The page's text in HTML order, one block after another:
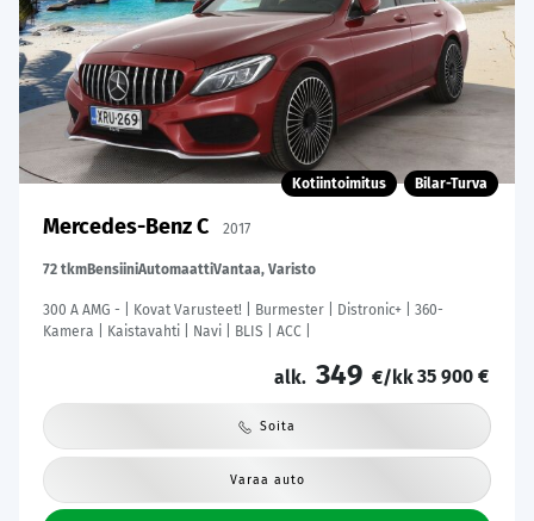
Kotiintoimitus Bilar-Turva
Mercedes-Benz C 2017
72 tkmBensiiniAutomaattiVantaa, Varisto
300 A AMG - | Kovat Varusteet! | Burmester | Distronic+ | 360-
Kamera | Kaistavahti | Navi | BLIS | ACC |
alk. 349 €/kk35 900 €
Soita
Varaa auto